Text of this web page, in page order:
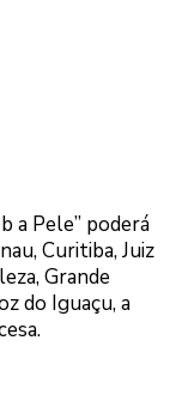
a Pele” poderá
Curitiba, Juiz
Grande
do Iguaçu, a